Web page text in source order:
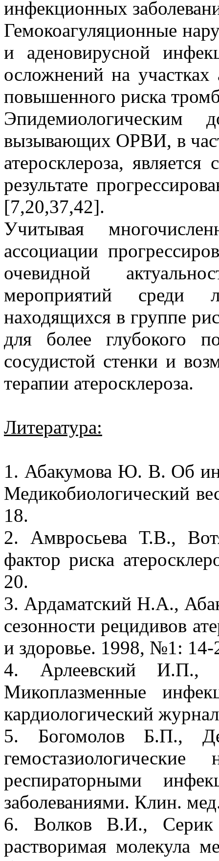
инфекционных
Гемокоагуляционные
и аденовирусной
осложнений на участках
повышенного риска
Эпидемиологическим
вызывающих ОРВИ, в
атеросклероза,
результате
[7,20,37,42].
Учитывая
ассоциации
очевидной
мероприятий среди
находящихся в группе
для более глубокого
сосудистой стенки и
терапии атеросклероза.
Литература:
1. Абакумова Ю. В. Об
Медикобиологический
18.
2. Амвросьева Т.В.,
фактор риска
20.
3. Ардаматский Н.А.,
сезонности рецидивов
и здоровье. 1998, №1: 14-
4. Арлеевский И.П.,
Микоплазменные
кардиологический
5. Богомолов Б.П.,
респираторными
заболеваниями. Клин.
6. Волков В.И., Серик
растворимая молекула